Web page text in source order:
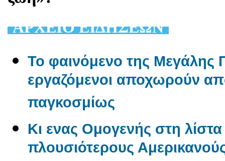
AΡΧΕΙΟ ΕΙΔΗΣΕΩΝ
Το φαινόμενο της Μεγάλης
εργαζόμενοι αποχωρούν
παγκοσμίως
Κι ενας Ομογενής στη
πλουσιότερους